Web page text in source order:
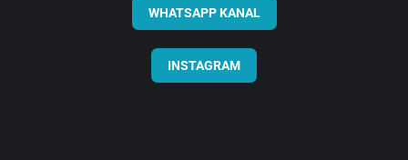
WHATSAPP KANAL
INSTAGRAM